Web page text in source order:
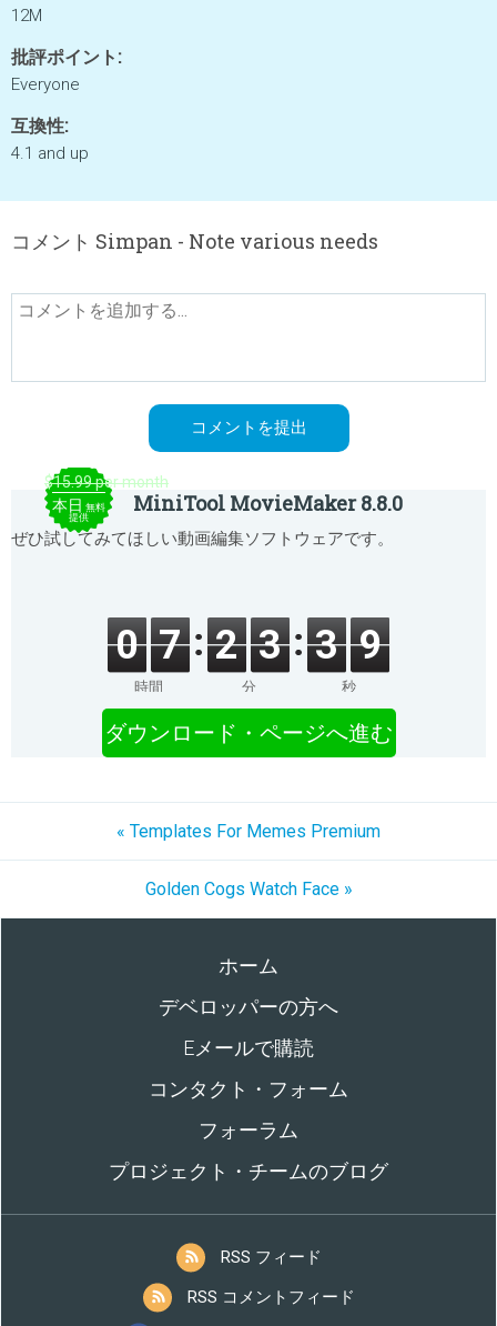
12M
批評ポイント:
Everyone
互換性:
4.1 and up
コメント Simpan - Note various needs
$15.99 per month
本日 無料
提供
MiniTool MovieMaker 8.8.0
ぜひ試してみてほしい動画編集ソフトウェアです。
0 7
時間
2 3
分
3 9
秒
ダウンロード・ページへ進む
« Templates For Memes Premium
Golden Cogs Watch Face »
ホーム
デベロッパーの方へ
Eメールで購読
コンタクト・フォーム
フォーラム
プロジェクト・チームのブログ
RSS フィード
RSS コメントフィード